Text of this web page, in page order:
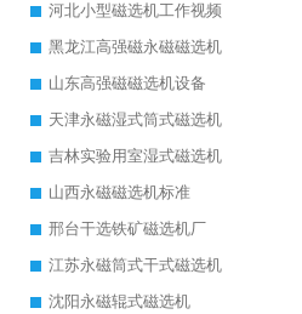
河北小型磁选机工作视频
黑龙江高强磁永磁磁选机
山东高强磁磁选机设备
天津永磁湿式筒式磁选机
吉林实验用室湿式磁选机
山西永磁磁选机标准
邢台干选铁矿磁选机厂
江苏永磁筒式干式磁选机
沈阳永磁辊式磁选机